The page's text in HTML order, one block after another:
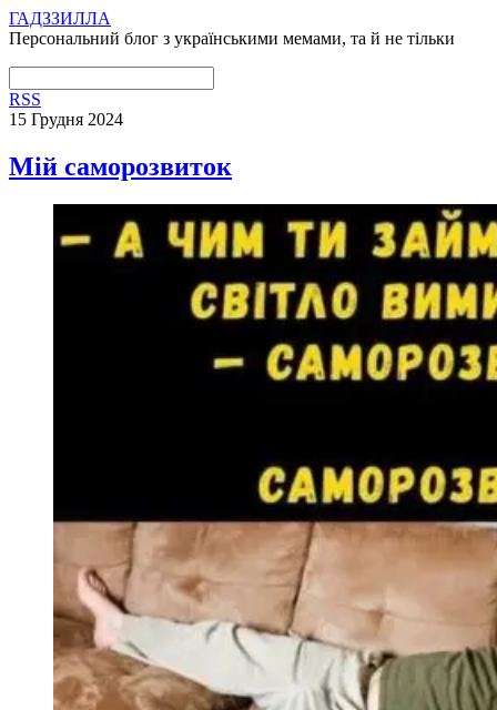
ГАДЗЗИЛЛА
Персональний блог з українськими мемами, та й не тільки
RSS
15 Грудня 2024
Мій саморозвиток